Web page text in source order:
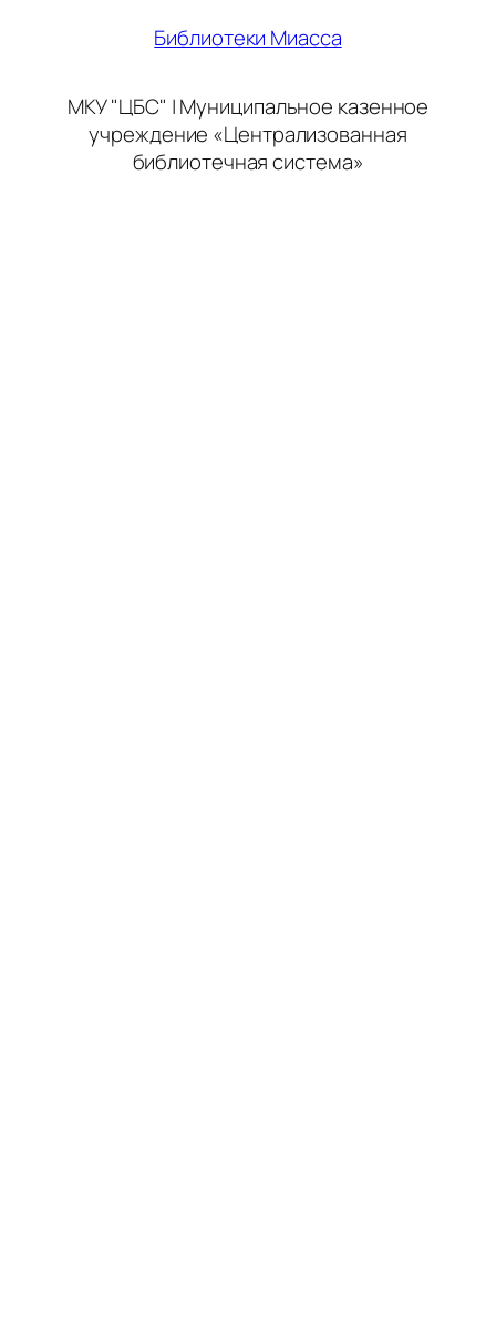
Библиотеки Миасса
МКУ "ЦБС" | Муниципальное казенное
учреждение «Централизованная
библиотечная система»